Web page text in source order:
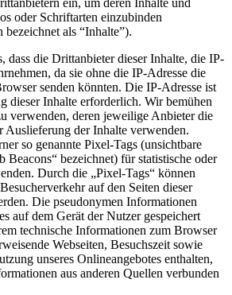
oder Schriftarten einzubinden
als “Inhalte”).
dass die Drittanbieter dieser Inhalte, die IP-
da sie ohne die IP-Adresse die
senden könnten. Die IP-Adresse ist
dieser Inhalte erforderlich. Wir bemühen
verwenden, deren jeweilige Anbieter die
Auslieferung der Inhalte verwenden.
so genannte Pixel-Tags (unsichtbare
Beacons“ bezeichnet) für statistische oder
Durch die „Pixel-Tags“ können
auf den Seiten dieser
Die pseudonymen Informationen
auf dem Gerät der Nutzer gespeichert
technische Informationen zum Browser
Webseiten, Besuchszeit sowie
unseres Onlineangebotes enthalten,
aus anderen Quellen verbunden